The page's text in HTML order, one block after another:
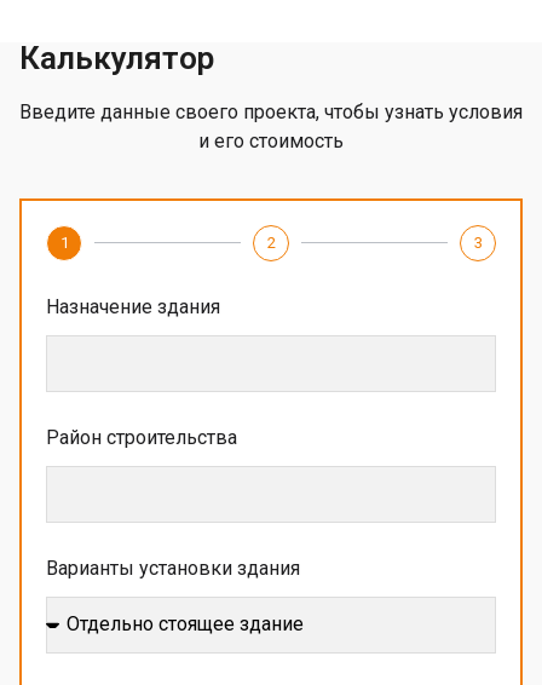
Калькулятор
Введите данные своего проекта, чтобы узнать условия
и его стоимость
1 2 3
Назначение здания
Район строительства
Варианты установки здания